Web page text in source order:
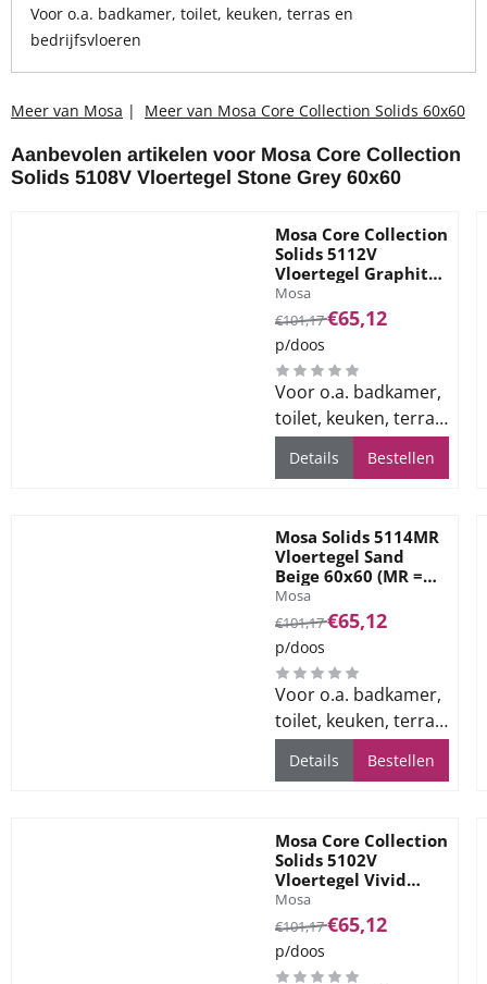
Voor o.a. badkamer, toilet, keuken, terras en
bedrijfsvloeren
Meer van Mosa | Meer van Mosa Core Collection Solids 60x60
Aanbevolen artikelen voor Mosa Core Collection
Solids 5108V Vloertegel Stone Grey 60x60
Mosa Core Collection
Solids 5112V
Vloertegel Graphite
Black 60x60
Merk:
Mosa
Van 101,17 voor 65,12
€101,17€65,12
p/doos
Voor o.a. badkamer,
toilet, keuken, terras
en bedrijfsvloeren
Details Bestellen
Mosa Solids 5114MR
Vloertegel Sand
Beige 60x60 (MR =
Antislip)
Merk:
Mosa
Van 101,17 voor 65,12
€101,17€65,12
p/doos
Voor o.a. badkamer,
toilet, keuken, terras
en bedrijfsvloeren
Details Bestellen
Mosa Core Collection
Solids 5102V
Vloertegel Vivid
White 60x60
Merk:
Mosa
Van 101,17 voor 65,12
€101,17€65,12
p/doos